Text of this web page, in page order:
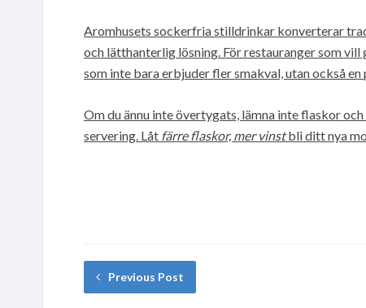
Aromhusets sockerfria stilldrinkar konverterar
och lätthanterlig lösning. För restauranger som
som inte bara erbjuder fler smakval, utan också
Om du ännu inte övertygats, lämna inte flaskor
servering. Låt färre flaskor, mer vinstbli ditt nya
Previous Post